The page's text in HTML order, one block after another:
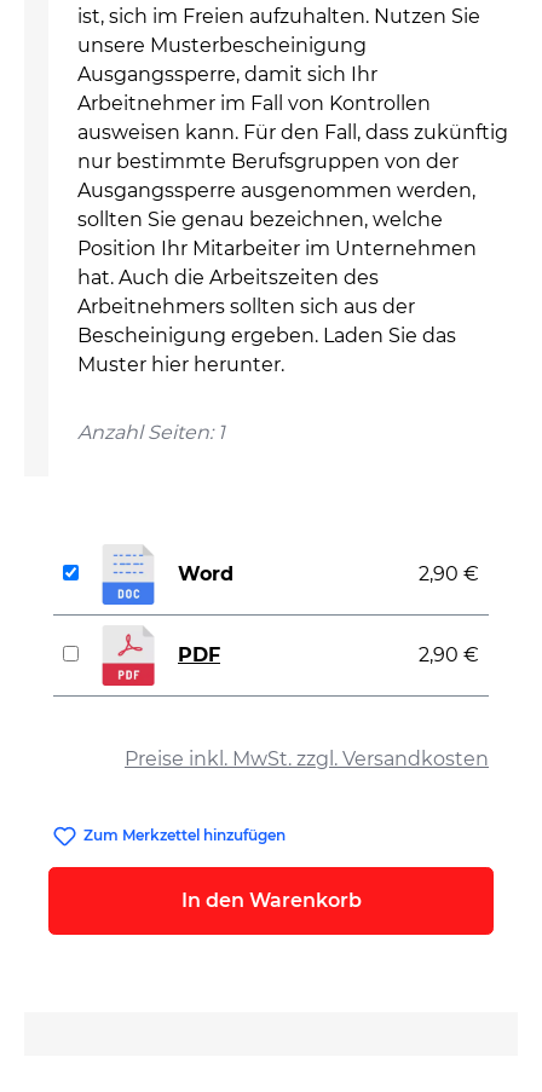
ist, sich im Freien aufzuhalten. Nutzen Sie
unsere Musterbescheinigung
Ausgangssperre, damit sich Ihr
Arbeitnehmer im Fall von Kontrollen
ausweisen kann. Für den Fall, dass zukünftig
nur bestimmte Berufsgruppen von der
Ausgangssperre ausgenommen werden,
sollten Sie genau bezeichnen, welche
Position Ihr Mitarbeiter im Unternehmen
hat. Auch die Arbeitszeiten des
Arbeitnehmers sollten sich aus der
Bescheinigung ergeben. Laden Sie das
Muster hier herunter.
Anzahl Seiten: 1
Preise inkl. MwSt. zzgl. Versandkosten
Word 2,90 €
PDF 2,90 €
Zum Merkzettel hinzufügen
In den Warenkorb